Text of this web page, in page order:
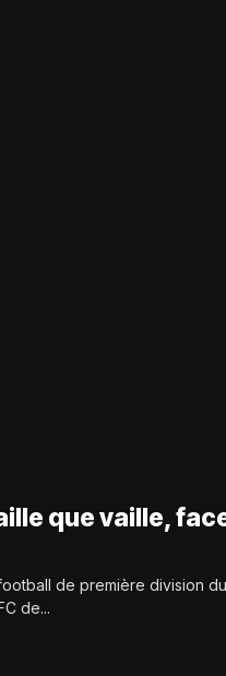
que vaille,
de première division
de...